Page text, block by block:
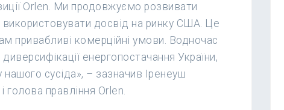
Orlen. Ми продовжуємо розвивати
досвід на ринку США. Це
привабливі комерційні умови. Водночас
енергопостачання України,
сусіда», – зазначив Іренеуш
правління Orlen.